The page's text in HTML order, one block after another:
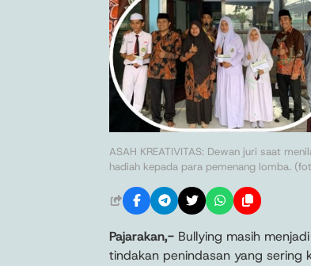
ASAH KREATIVITAS: Dewan juri saat
hadiah kepada para pemenang lomba.
Pajarakan,- Bullying masih
tindakan penindasan yang sering